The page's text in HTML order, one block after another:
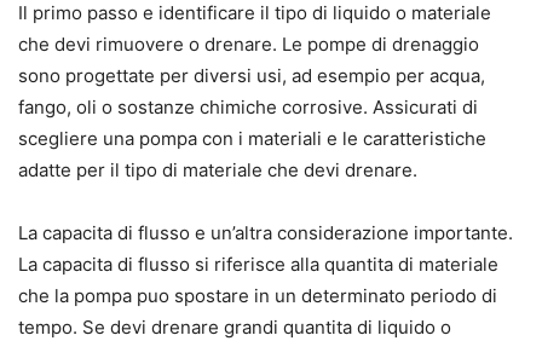
Il primo passo e identificare il tipo di liquido o materiale
che devi rimuovere o drenare. Le pompe di drenaggio
sono progettate per diversi usi, ad esempio per acqua,
fango, oli o sostanze chimiche corrosive. Assicurati di
scegliere una pompa con i materiali e le caratteristiche
adatte per il tipo di materiale che devi drenare.
La capacita di flusso e un’altra considerazione importante.
La capacita di flusso si riferisce alla quantita di materiale
che la pompa puo spostare in un determinato periodo di
tempo. Se devi drenare grandi quantita di liquido o